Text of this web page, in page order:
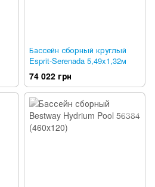
Бассейн сборный круглый
Esprit-Serenada 5,49x1,32м
74 022 грн